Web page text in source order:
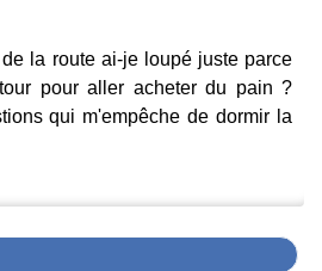
la route ai-je loupé juste parce
pour aller acheter du pain ?
qui m'empêche de dormir la
le contrôle » sur Place